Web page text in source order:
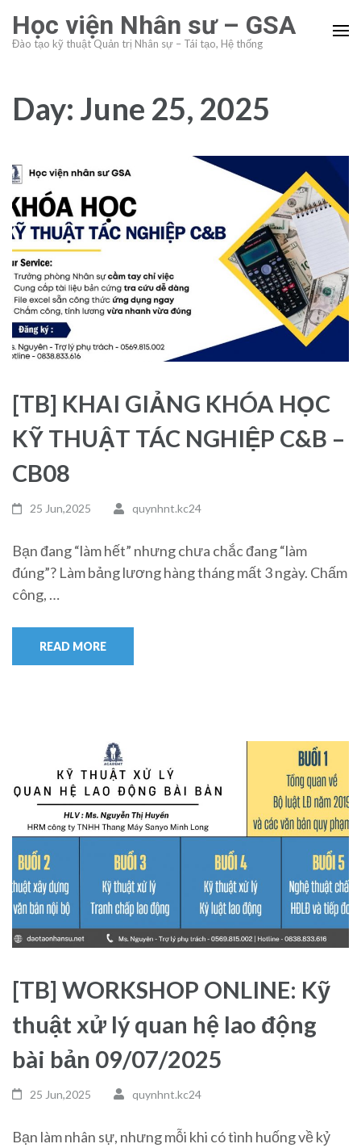
content
Enter)
Học viện Nhân sư – GSA
Đào tạo kỹ thuật Quản trị Nhân sự – Tái tạo, Hệ thống
Day: June 25, 2025
[TB] KHAI GIẢNG KHÓA HỌC
KỸ THUẬT TÁC NGHIỆP C&B –
CB08
25 Jun,2025 quynhnt.kc24
Bạn đang “làm hết” nhưng chưa chắc đang “làm
đúng”? Làm bảng lương hàng tháng mất 3 ngày. Chấm
công, …
READ MORE
[TB] WORKSHOP ONLINE: Kỹ
thuật xử lý quan hệ lao động
bài bản 09/07/2025
25 Jun,2025 quynhnt.kc24
Bạn làm nhân sự, nhưng mỗi khi có tình huống về kỷ